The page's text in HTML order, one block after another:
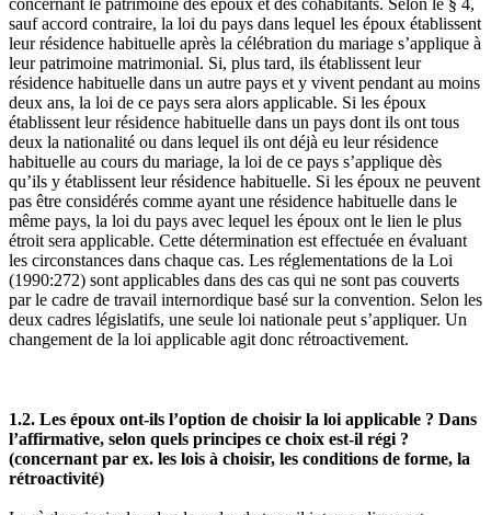
concernant le patrimoine des époux et des cohabitants. Selon le § 4,
sauf accord contraire, la loi du pays dans lequel les époux établissent
leur résidence habituelle après la célébration du mariage s’applique à
leur patrimoine matrimonial. Si, plus tard, ils établissent leur
résidence habituelle dans un autre pays et y vivent pendant au moins
deux ans, la loi de ce pays sera alors applicable. Si les époux
établissent leur résidence habituelle dans un pays dont ils ont tous
deux la nationalité ou dans lequel ils ont déjà eu leur résidence
habituelle au cours du mariage, la loi de ce pays s’applique dès
qu’ils y établissent leur résidence habituelle. Si les époux ne peuvent
pas être considérés comme ayant une résidence habituelle dans le
même pays, la loi du pays avec lequel les époux ont le lien le plus
étroit sera applicable. Cette détermination est effectuée en évaluant
les circonstances dans chaque cas. Les réglementations de la Loi
(1990:272) sont applicables dans des cas qui ne sont pas couverts
par le cadre de travail internordique basé sur la convention. Selon les
deux cadres législatifs, une seule loi nationale peut s’appliquer. Un
changement de la loi applicable agit donc rétroactivement.
1.2. Les époux ont-ils l’option de choisir la loi applicable ? Dans
l’affirmative, selon quels principes ce choix est-il régi ?
(concernant par ex. les lois à choisir, les conditions de forme, la
rétroactivité)